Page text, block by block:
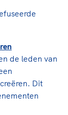
de leden van
Dit